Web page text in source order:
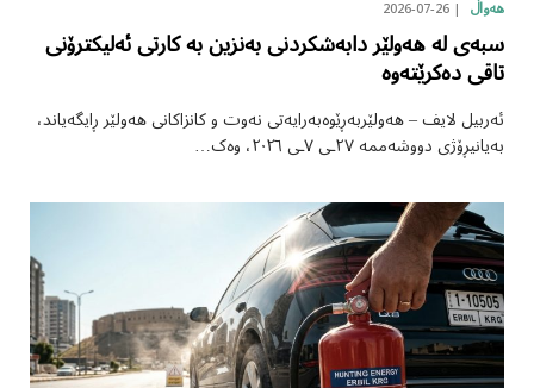
هەواڵ 2026-07-26
سبەی لە هەولێر دابەشکردنی بەنزین بە کارتی ئەلیکترۆنی
تاقی دەکرێتەوە
ئەربیل لایف – هەولێربەڕێوەبەرایەتی نەوت و کانزاکانی هەولێر ڕایگەیاند،
بەیانیڕۆژی دووشەممە ٢٧ـی ٧ـی ٢٠٢٦، وەک…